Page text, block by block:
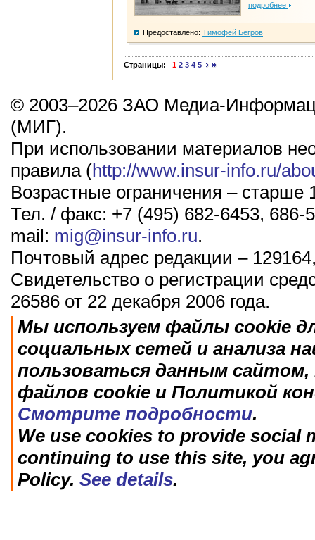
подробнее
Предоставлено: Тимофей Бегров
Страницы: 1 2 3 4 5
© 2003–2026 ЗАО Медиа-
(МИГ).
При использовании материалов
правила (http://www.insur-info.ru/
Возрастные ограничения – старше
Тел. / факс: +7 (495) 682-6453, 686-
mail: mig@insur-info.ru.
Почтовый адрес редакции –
Свидетельство о регистрации
26586 от 22 декабря 2006 года.
Мы используем файлы cookie
социальных сетей и анализа
пользоваться данным
файлов cookie и Политикой
Смотрите подробности.
We use cookies to provide social
continuing to use this site, you
Policy. See details.